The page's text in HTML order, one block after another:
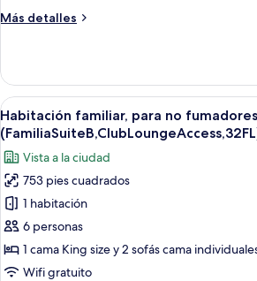
Más detalles
Más
familiar,
para
no
fumadores
(FamiliaSuiteA,ClubLoungeAccess,32FL)
Abrir
todas
las
fotos
de
Habitación
familiar,
para
no
Una
19
Habitación familiar, para no fumadores
Vista a la ciudad
753 pies cuadrados
1 habitación
6 personas
1 cama King size y 2 sofás cama
Wifi gratuito